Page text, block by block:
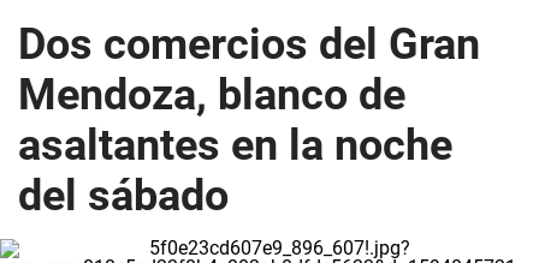
Dos comercios del Gran
Mendoza, blanco de
asaltantes en la noche
del sábado